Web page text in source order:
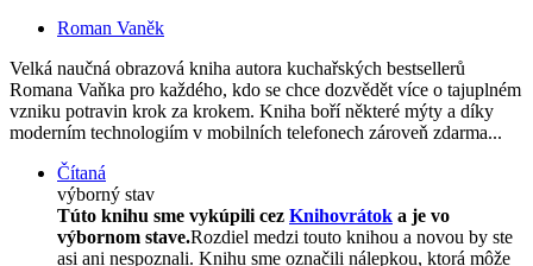
Roman Vaněk
Velká naučná obrazová kniha autora kuchařských bestsellerů
Romana Vaňka pro každého, kdo se chce dozvědět více o tajuplném
vzniku potravin krok za krokem. Kniha boří některé mýty a díky
moderním technologiím v mobilních telefonech zároveň zdarma...
Čítaná
výborný stav
Túto knihu sme vykúpili cez Knihovrátok a je vo
výbornom stave.Rozdiel medzi touto knihou a novou by ste
asi ani nespoznali. Knihu sme označili nálepkou, ktorá môže